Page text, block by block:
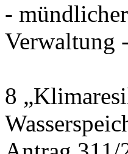
-
Verwaltung -
8